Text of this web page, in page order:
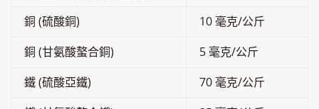
銅 (硫酸銅)
10 毫克/公斤
銅 (甘氨酸螯合銅)
5 毫克/公斤
鐵 (硫酸亞鐵)
70 毫克/公斤